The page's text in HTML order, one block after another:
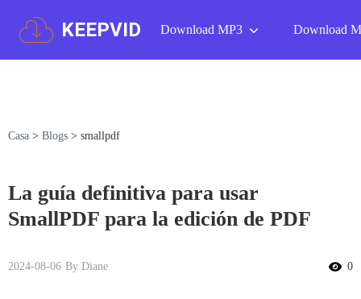
KEEPVID Download MP3 Download
Casa > Blogs > smallpdf
La guía definitiva para usar
SmallPDF para la edición de PDF
2024-08-06 By Diane 0